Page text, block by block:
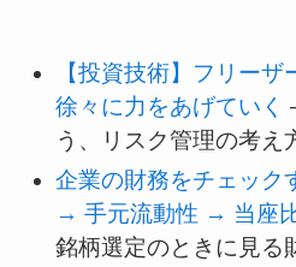
【投資技術】フリー
徐々に力をあげていく
う、リスク管理の考え
企業の財務をチェック
→ 手元流動性 → 当座
銘柄選定のときに見る